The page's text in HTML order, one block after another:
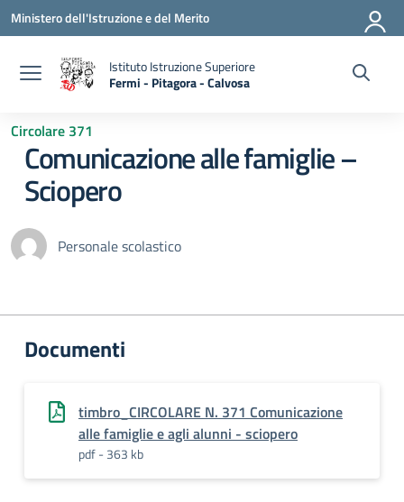
Vai ai contenuti
Vai al menu di navigazione
Vai al footer
Ministero dell'Istruzione e del Merito
Istituto Istruzione Superiore
Fermi - Pitagora - Calvosa
— Visita la pagina iniziale della scuola
Circolare 371
Comunicazione alle famiglie –
Sciopero
Personale scolastico
Documenti
timbro_CIRCOLARE N. 371 Comunicazione
alle famiglie e agli alunni - sciopero
pdf - 363 kb